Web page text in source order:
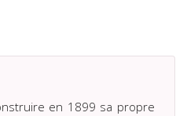
en 1899 sa propre